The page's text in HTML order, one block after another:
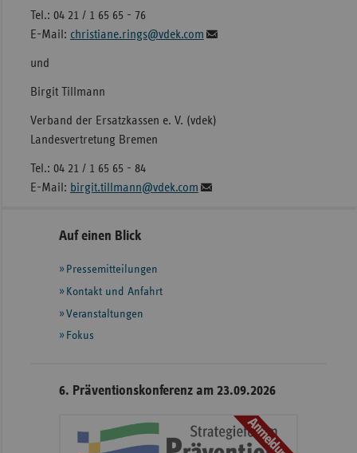
Tel.: 04 21 / 1 65 65 - 76
E-Mail: christiane.rings@vdek.com
und
Birgit Tillmann
Verband der Ersatzkassen e. V. (vdek)
Landesvertretung Bremen
Tel.: 04 21 / 1 65 65 - 84
E-Mail: birgit.tillmann@vdek.com
Seitennavigation
Seitenleiste
weiteren
Informationen
Auf einen Blick
Pressemitteilungen
Kontakt und Anfahrt
Veranstaltungen
Fokus
6. Präventionskonferenz am 23.09.2026
Anmeldung